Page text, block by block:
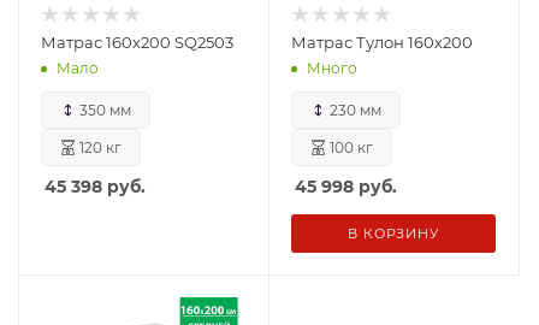
Матрас 160х200 SQ2503
Мало
350 мм
120 кг
45 398 руб.
Матрас Тулон 160х200
Много
230 мм
100 кг
45 998 руб.
В КОРЗИНУ